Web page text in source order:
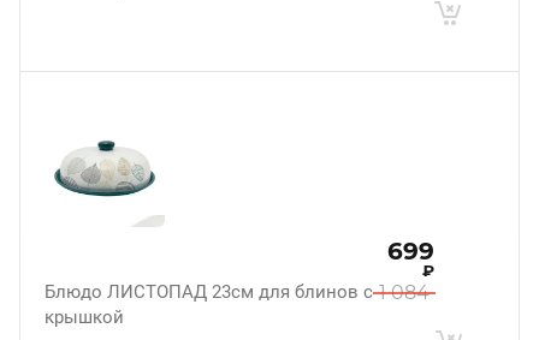
Блюдо ЛИСТОПАД 23см для блинов с
крышкой
1 084
699
₽